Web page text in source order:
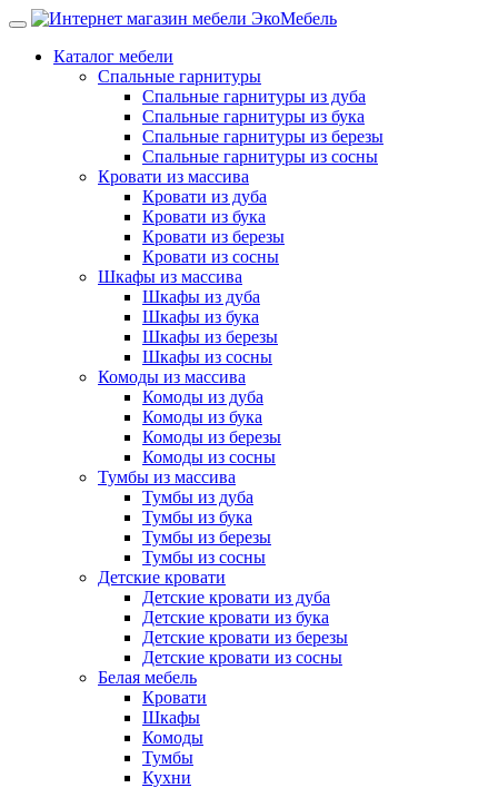
Каталог мебели
Спальные гарнитуры
Спальные гарнитуры из дуба
Спальные гарнитуры из бука
Спальные гарнитуры из березы
Спальные гарнитуры из сосны
Кровати из массива
Кровати из дуба
Кровати из бука
Кровати из березы
Кровати из сосны
Шкафы из массива
Шкафы из дуба
Шкафы из бука
Шкафы из березы
Шкафы из сосны
Комоды из массива
Комоды из дуба
Комоды из бука
Комоды из березы
Комоды из сосны
Тумбы из массива
Тумбы из дуба
Тумбы из бука
Тумбы из березы
Тумбы из сосны
Детские кровати
Детские кровати из дуба
Детские кровати из бука
Детские кровати из березы
Детские кровати из сосны
Белая мебель
Кровати
Шкафы
Комоды
Тумбы
Кухни